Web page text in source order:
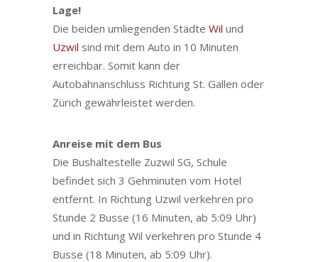
Lage!
Die beiden umliegenden Städte Wil und
Uzwil sind mit dem Auto in 10 Minuten
erreichbar. Somit kann der
Autobahnanschluss Richtung St. Gallen oder
Zürich gewährleistet werden.
Anreise mit dem Bus
Die Bushaltestelle Zuzwil SG, Schule
befindet sich 3 Gehminuten vom Hotel
entfernt. In Richtung Uzwil verkehren pro
Stunde 2 Busse (16 Minuten, ab 5:09 Uhr)
und in Richtung Wil verkehren pro Stunde 4
Busse (18 Minuten, ab 5:09 Uhr).